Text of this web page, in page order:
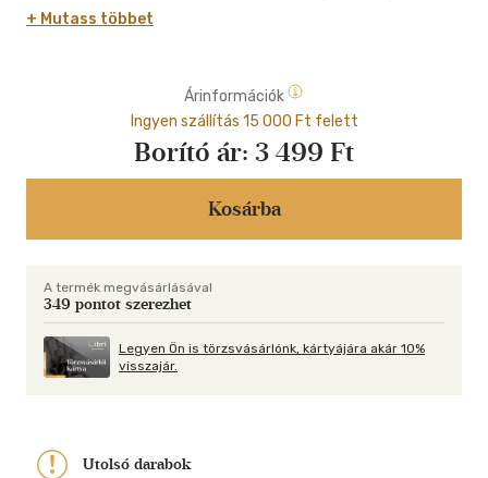
él, és szerelme, Kai a gyermekét várja, Sikanoko pedig még
mindig az Őszhercegnőt siratja.
hajóján dolgoztatja. Egy napon azonban a lány szökésre adja a
fejét - pedig még ő sem tudja, milyen szerepet szánt neki a
sors az ország megmentésében. Az úton Take, Sikanoko fia
mellett Josi és Kai kíséri...
+ Mutass többet
Árinformációk
Ingyen szállítás 15 000 Ft felett
Borító ár: 3 499 Ft
Kosárba
A termék megvásárlásával
349 pontot szerezhet
Legyen Ön is törzsvásárlónk, kártyájára akár 10%
visszajár.
Utolsó darabok